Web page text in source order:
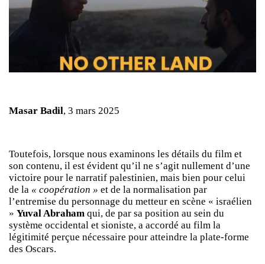
Masar Badil, 3 mars 2025
Toutefois, lorsque nous examinons les détails du film et
son contenu, il est évident qu’il ne s’agit nullement d’une
victoire pour le narratif palestinien, mais bien pour celui
de la « coopération » et de la normalisation par
l’entremise du personnage du metteur en scène « israélien
» Yuval Abraham qui, de par sa position au sein du
système occidental et sioniste, a accordé au film la
légitimité perçue nécessaire pour atteindre la plate-forme
des Oscars.